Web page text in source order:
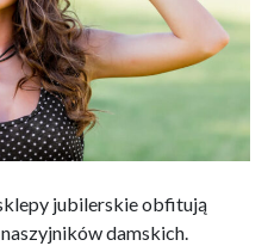
jubilerskie obfitują
damskich.